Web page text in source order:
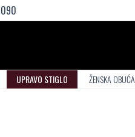
UPRAVO STIGLO ŽENSKA OBUĆA